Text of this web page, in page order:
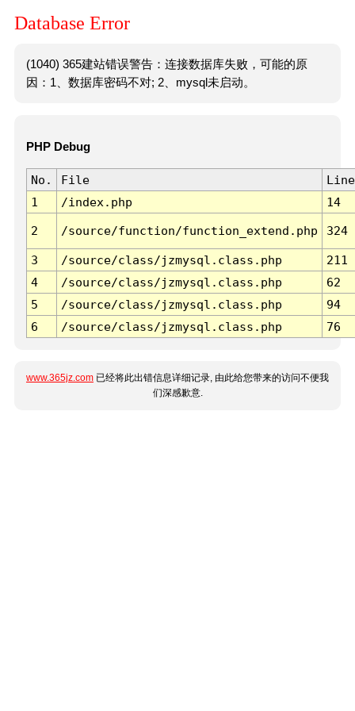
Database Error
(1040) 365建站错误警告：连接数据库失败，可能的原
因：1、数据库密码不对; 2、mysql未启动。
PHP Debug
No. File
Line
1
/index.php 14
2 /source/function/function_extend.php 324
3 /source/class/jzmysql.class.php
211
4
/source/class/jzmysql.class.php
62
5
/source/class/jzmysql.class.php
94
6
/source/class/jzmysql.class.php 76
www.365jz.com 已经将此出错信息详细记录, 由此给您带来的访问不便我
们深感歉意.